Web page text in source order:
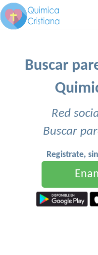
Buscar
Red
Buscar
Registrate,